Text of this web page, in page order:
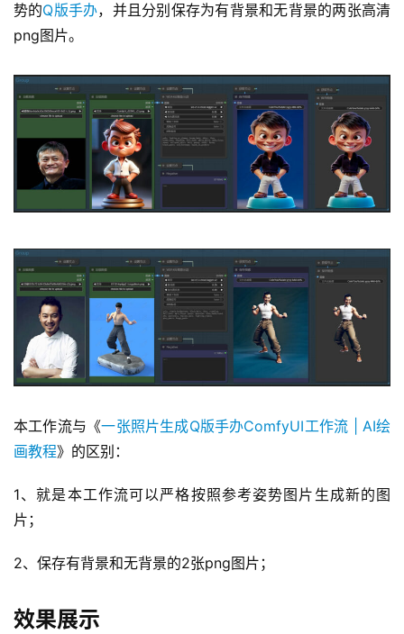
势的Q版手办，并且分别保存为有背景和无背景的两张高清
png图片。
本工作流与《一张照片生成Q版手办ComfyUI工作流 | AI绘
画教程》的区别：
1、就是本工作流可以严格按照参考姿势图片生成新的图
片；
2、保存有背景和无背景的2张png图片；
效果展示